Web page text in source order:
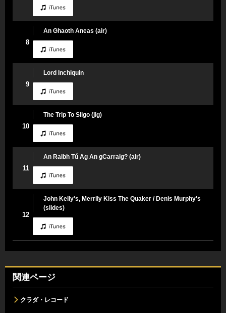
8
An Ghaoth Aneas (air)
9
Lord Inchiquin
10
The Trip To Sligo (jig)
11
An Raibh Tú Ag An gCarraig? (air)
12
John Kelly's, Merrily Kiss The Quaker / Denis Murphy's
(slides)
関連ページ
クラダ・レコード